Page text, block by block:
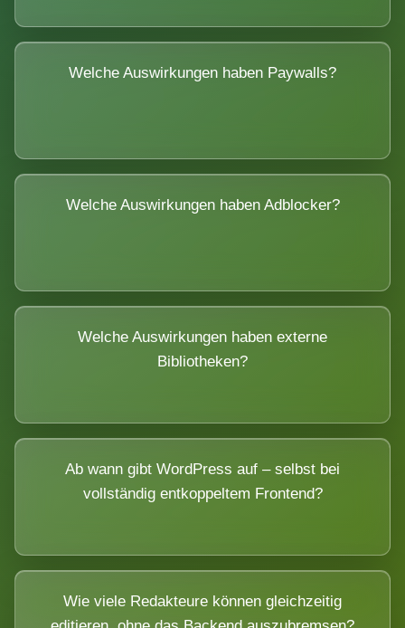
Welche Auswirkungen haben Paywalls?
Welche Auswirkungen haben Adblocker?
Welche Auswirkungen haben externe
Bibliotheken?
Ab wann gibt WordPress auf – selbst bei
vollständig entkoppeltem Frontend?
Wie viele Redakteure können gleichzeitig